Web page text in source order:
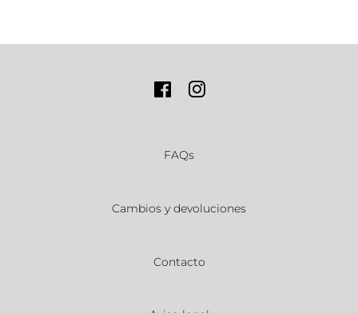
FacebookInstagram
FAQs
Cambios y devoluciones
Contacto